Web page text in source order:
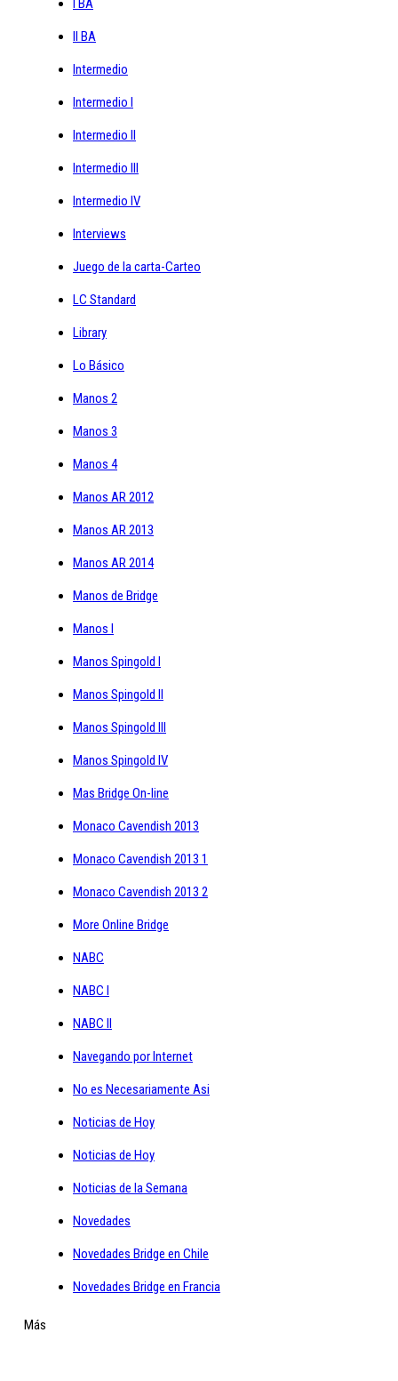
II BA
Intermedio
Intermedio I
Intermedio II
Intermedio III
Intermedio IV
Interviews
Juego de la carta-Carteo
LC Standard
Library
Lo Básico
Manos 2
Manos 3
Manos 4
Manos AR 2012
Manos AR 2013
Manos AR 2014
Manos de Bridge
Manos I
Manos Spingold I
Manos Spingold II
Manos Spingold III
Manos Spingold IV
Mas Bridge On-line
Monaco Cavendish 2013
Monaco Cavendish 2013 1
Monaco Cavendish 2013 2
More Online Bridge
NABC
NABC I
NABC II
Navegando por Internet
No es Necesariamente Asi
Noticias de Hoy
Noticias de Hoy
Noticias de la Semana
Novedades
Novedades Bridge en Chile
Novedades Bridge en Francia
Más